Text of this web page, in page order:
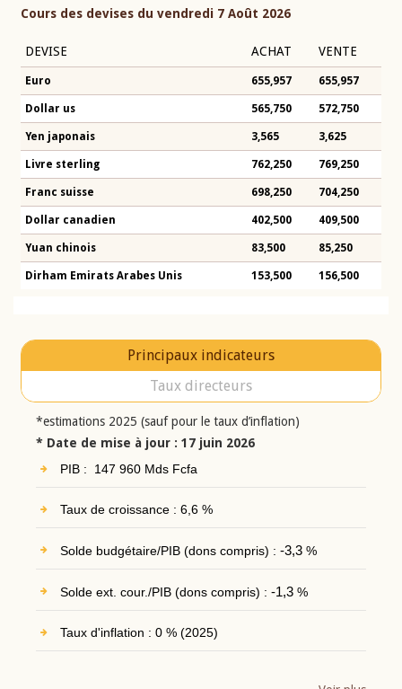
Cours des devises du vendredi 7 Août 2026
DEVISE ACHAT VENTE
Euro 655,957 655,957
Dollar us 565,750 572,750
Yen japonais 3,565 3,625
Livre sterling 762,250 769,250
Franc suisse 698,250 704,250
Dollar canadien 402,500 409,500
Yuan chinois 83,500 85,250
Dirham Emirats Arabes Unis 153,500 156,500
Principaux indicateurs
Taux directeurs
*estimations 2025 (sauf pour le taux d’inflation)
* Date de mise à jour : 17 juin 2026
PIB : 147 960 Mds Fcfa
Taux de croissance : 6,6 %
Solde budgétaire/PIB (dons compris) : -3,3%
Solde ext. cour./PIB (dons compris) : -1,3%
Taux d'inflation : 0 % (2025)